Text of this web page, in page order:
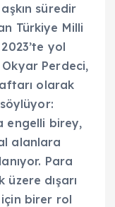
süredir
Türkiye Milli
yol
Okyar Perdeci,
olarak
engelli birey,
alanlara
Para
dışarı
için birer rol